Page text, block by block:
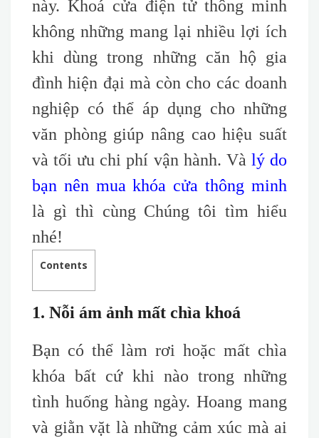
này. Khoá cửa điện tử thông minh
không những mang lại nhiều lợi ích
khi dùng trong những căn hộ gia
đình hiện đại mà còn cho các doanh
nghiệp có thể áp dụng cho những
văn phòng giúp nâng cao hiệu suất
và tối ưu chi phí vận hành. Và lý do
bạn nên mua khóa cửa thông minh
là gì thì cùng Chúng tôi tìm hiểu
nhé!
Contents
1. Nỗi ám ảnh mất chìa khoá
Bạn có thể làm rơi hoặc mất chìa
khóabất cứ khi nào trong những
tình huống hàng ngày. Hoang mang
và giằn vặt là những cảm xúc mà ai